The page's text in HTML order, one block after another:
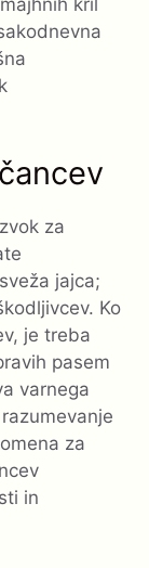
kril
za
jajca;
Ko
je treba
pasem
varnega
za
in